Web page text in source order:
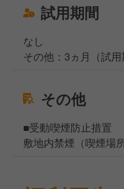
試用期間
なし
その他：3ヵ月（試用
その他
■受動喫煙防止措置
敷地内禁煙（喫煙場